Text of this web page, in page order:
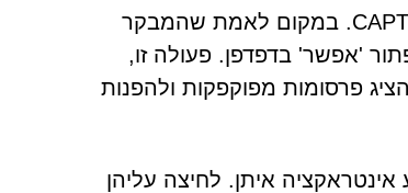
אחת התוכניות הנפוצות ביותר כוללת בדיקות אימות מזויפות של CAPTCHA. במקום לאמת שהמבקר
'אפשר' בדפדפן. פעולה זו,
פרסומות מפוקפקות ולהפנות
איתן. לחיצה עליהן